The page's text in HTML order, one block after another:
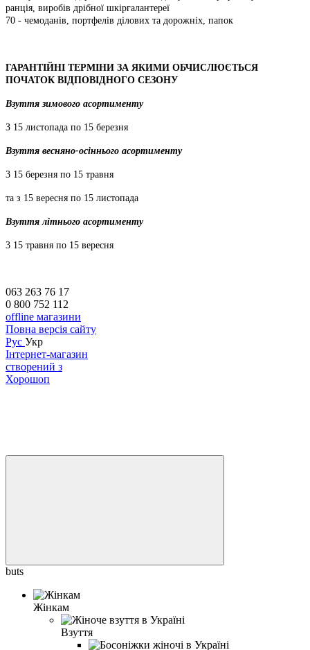
ранція, виробів дрібної шкіргалантереї
70 - чемоданів, портфелів ділових та дорожніх, папок
ГАРАНТІЙНІ ТЕРМІНИ ЗА ЯКИМИ ОБЧИСЛЮЄТЬСЯ
ПОЧАТОК ВІДПОВІДНОГО СЕЗОНУ
Взуття зимового асортименту
З 15 листопада по 15 березня
Взуття весняно-осіннього асортименту
3 15 березня по 15 травня
та з 15 вересня по 15 листопада
Взуття літнього асортименту
3 15 травня по 15 вересня
063 263 76 17
0 800 752 112
offline магазини
Повна версія сайту
Рус Укр
Інтернет-магазин
створений з
Хорошоп
buts
Жінкам
Взуття